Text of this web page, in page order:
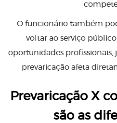
O funcionário também
voltar ao serviço
oportunidades profissionais,
prevaricação afeta
Prevaricação X
são as